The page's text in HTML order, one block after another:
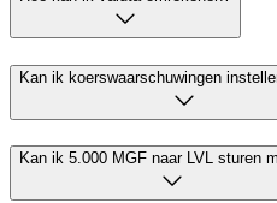
Kan ik koerswaarschuwingen
Kan ik 5.000 MGF naar LVL sturen